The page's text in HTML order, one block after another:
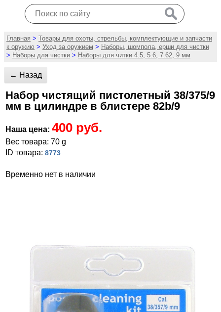
Главная > Товары для охоты, стрельбы, комплектующие и запчасти
к оружию > Уход за оружием > Наборы, шомпола, ерши для чистки
> Наборы для чистки > Наборы для читки 4.5, 5.6, 7.62, 9 мм
← Назад
Набор чистящий пистолетный 38/375/9
мм в цилиндре в блистере 82b/9
Наша цена: 400 руб.
Вес товара: 70 g
ID товара: 8773
Временно нет в наличии